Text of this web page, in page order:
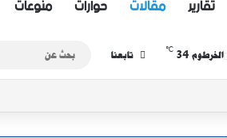
تقارير مقالات حوارات منوعات
الخرطوم 34
℃
تابعنا